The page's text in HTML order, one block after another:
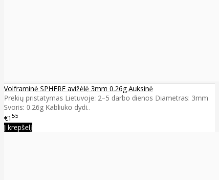
Volframinė SPHERE avižėlė 3mm 0.26g Auksinė
Prekių pristatymas Lietuvoje: 2–5 darbo dienos Diametras: 3mm
Svoris: 0.26g Kabliuko dydi..
€1 55
Į krepšelį